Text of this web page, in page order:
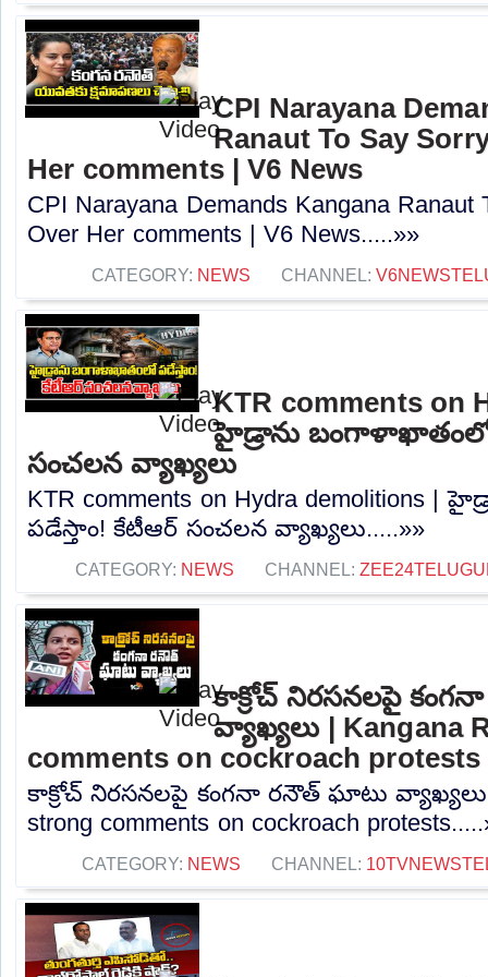
CPI Narayana
Ranaut To Say
Her comments | V6 News
CPI Narayana Demands Kangana Ranaut
Over Her comments | V6 News.....»»
CATEGORY: NEWS CHANNEL:
KTR comments on
హైడ్రాను బంగాళాఖాతంలో
సంచలన వ్యాఖ్యలు
KTR comments on Hydra demolitions
పడేస్తాం! కేటీఆర్ సంచలన వ్యాఖ్యలు.....»»
CATEGORY: NEWS CHANNEL:
కాక్రోచ్ నిరసనలపై
వ్యాఖ్యలు | Kangana
comments on cockroach protests
కాక్రోచ్ నిరసనలపై కంగనా రనౌత్ ఘాటు వ్యాఖ్యలు |
strong comments on cockroach
CATEGORY: NEWS CHANNEL: